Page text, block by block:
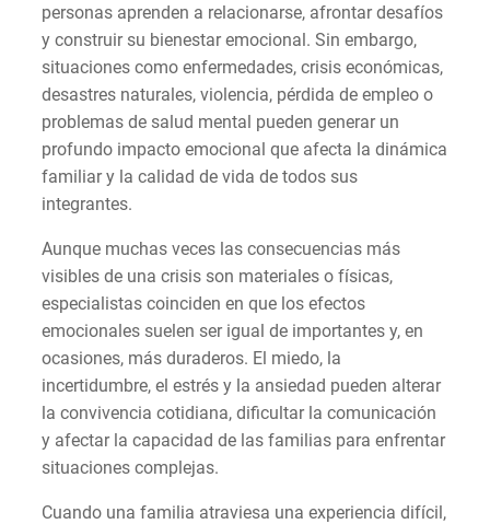
personas aprenden a relacionarse, afrontar desafíos
y construir su bienestar emocional. Sin embargo,
situaciones como enfermedades, crisis económicas,
desastres naturales, violencia, pérdida de empleo o
problemas de salud mental pueden generar un
profundo impacto emocional que afecta la dinámica
familiar y la calidad de vida de todos sus
integrantes.
Aunque muchas veces las consecuencias más
visibles de una crisis son materiales o físicas,
especialistas coinciden en que los efectos
emocionales suelen ser igual de importantes y, en
ocasiones, más duraderos. El miedo, la
incertidumbre, el estrés y la ansiedad pueden alterar
la convivencia cotidiana, dificultar la comunicación
y afectar la capacidad de las familias para enfrentar
situaciones complejas.
Cuando una familia atraviesa una experiencia difícil,